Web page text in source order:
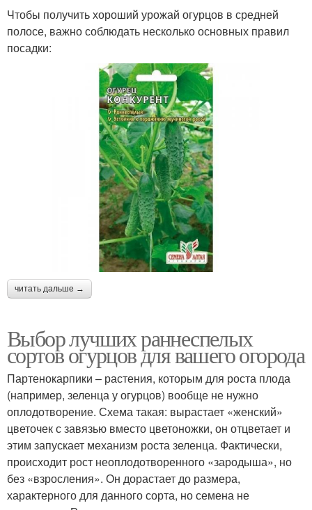
Чтобы получить хороший урожай огурцов в средней
полосе, важно соблюдать несколько основных правил
посадки:
читать дальше →
Выбор лучших раннеспелых
сортов огурцов для вашего огорода
Партенокарпики – растения, которым для роста плода
(например, зеленца у огурцов) вообще не нужно
оплодотворение. Схема такая: вырастает «женский»
цветочек с завязью вместо цветоножки, он отцветает и
этим запускает механизм роста зеленца. Фактически,
происходит рост неоплодотворенного «зародыша», но
без «взросления». Он дорастает до размера,
характерного для данного сорта, но семена не